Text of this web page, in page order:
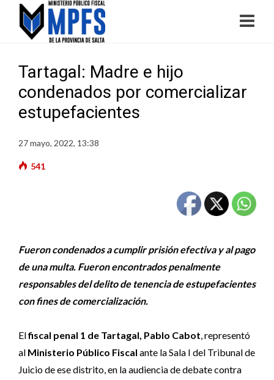
Tartagal: Madre e hijo
condenados por comercializar
estupefacientes
27 mayo, 2022, 13:38
541
Fueron condenados a cumplir prisión efectiva y al pago
de una multa. Fueron encontrados penalmente
responsables del delito de tenencia de estupefacientes
con fines de comercialización.
Elfiscal penal 1 de Tartagal, Pablo Cabot, representó
al Ministerio Público Fiscal ante la Sala I del Tribunal de
Juicio de ese distrito, en la audiencia de debate contra